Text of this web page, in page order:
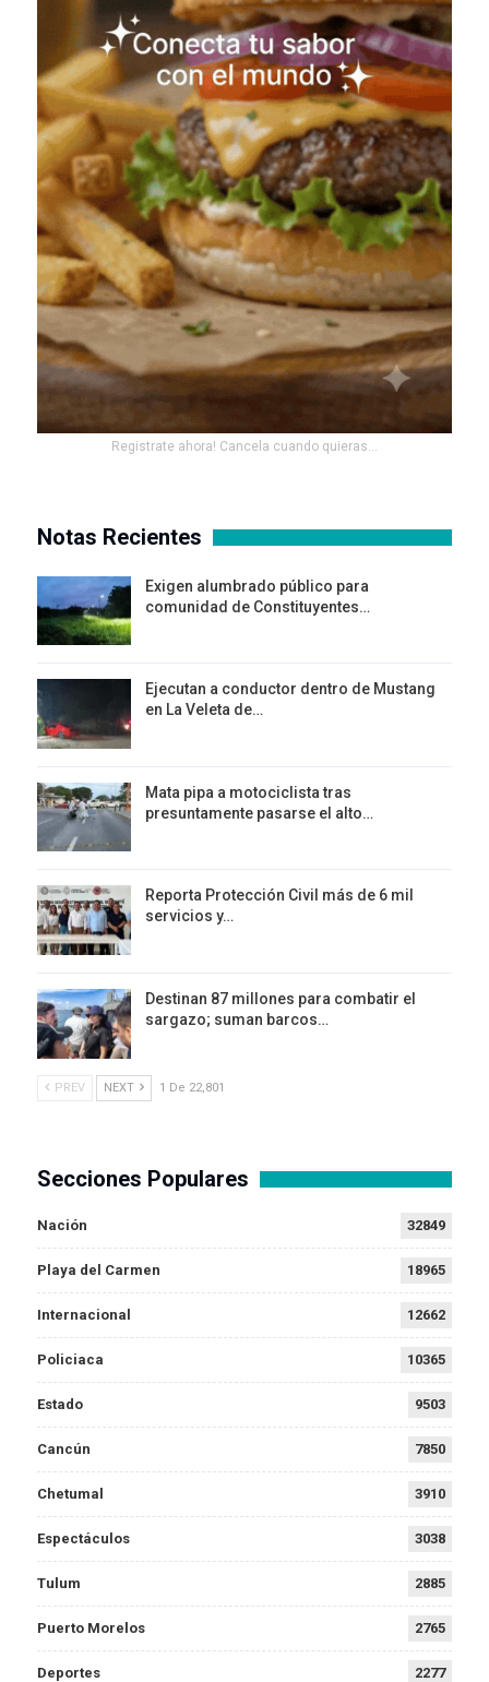
Registrate ahora! Cancela cuando quieras...
Notas Recientes
Exigen alumbrado público para
comunidad de Constituyentes…
Ejecutan a conductor dentro de Mustang
en La Veleta de…
Mata pipa a motociclista tras
presuntamente pasarse el alto…
Reporta Protección Civil más de 6 mil
servicios y…
Destinan 87 millones para combatir el
sargazo; suman barcos…
PREV NEXT 1 De 22,801
Secciones Populares
Nación 32849
Playa del Carmen 18965
Internacional 12662
Policiaca 10365
Estado 9503
Cancún 7850
Chetumal 3910
Espectáculos 3038
Tulum 2885
Puerto Morelos 2765
Deportes 2277